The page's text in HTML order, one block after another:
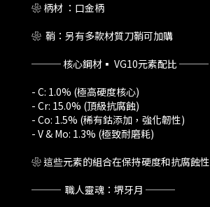
❀ 柄材 ：口金柄
❀ 鞘：另有多款材質刀鞘可加購
─── 核心鋼材▪️ VG10元素配比 ───
- C: 1.0% (極高硬度核心)
- Cr: 15.0% (頂級抗腐蝕)
- Co: 1.5% (稀有鈷添加，強化韌性)
- V & Mo: 1.3% (極致耐磨耗)
❀ 這些元素的組合在保持硬度和抗腐蝕
─── 職人靈魂：堺牙月 ───